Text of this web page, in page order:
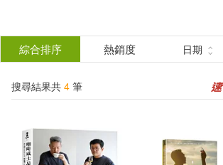
結
分類 (單選)
所有商品(4) 圖書(3)
電子書(1)
綜合排序 熱銷度 日期
搜尋結果共 4 筆